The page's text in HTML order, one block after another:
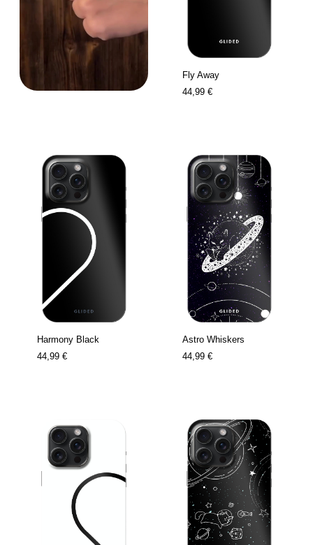
Fly Away
44,99 €
Harmony Black
44,99 €
Astro Whiskers
44,99 €